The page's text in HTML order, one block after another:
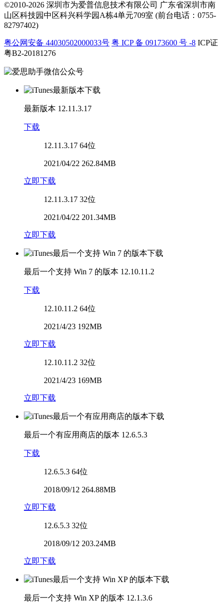
©2010-2026 深圳市为爱普信息技术有限公司 广东省深圳市南
山区科技园中区科兴科学园A栋4单元709室 (前台电话：0755-
82797402)
粤公网安备 44030502000033号 粤 ICP 备 09173600 号 -8 ICP证
粤B2-20181276
最新版本 12.11.3.17
下载
12.11.3.17 64位
2021/04/22 262.84MB
立即下载
12.11.3.17 32位
2021/04/22 201.34MB
立即下载
最后一个支持 Win 7 的版本 12.10.11.2
下载
12.10.11.2 64位
2021/4/23 192MB
立即下载
12.10.11.2 32位
2021/4/23 169MB
立即下载
最后一个有应用商店的版本 12.6.5.3
下载
12.6.5.3 64位
2018/09/12 264.88MB
立即下载
12.6.5.3 32位
2018/09/12 203.24MB
立即下载
最后一个支持 Win XP 的版本 12.1.3.6